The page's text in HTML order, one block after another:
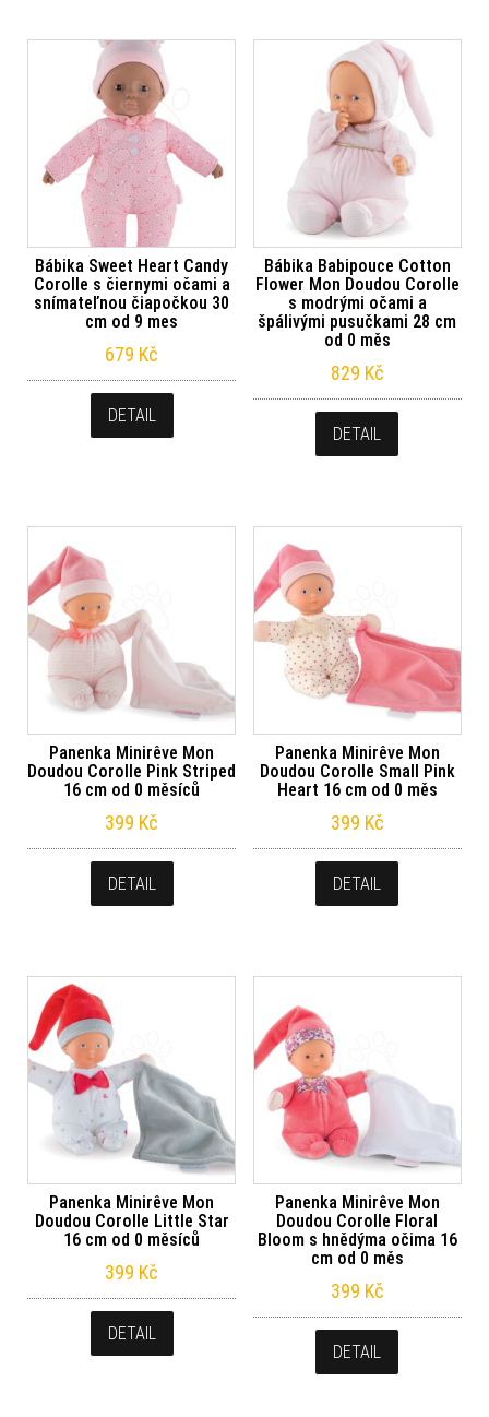
Bábika Sweet Heart Candy
Corolle s čiernymi očami a
snímateľnou čiapočkou 30
cm od 9 mes
679 Kč
DETAIL
Bábika Babipouce Cotton
Flower Mon Doudou Corolle
s modrými očami a
špálivými pusučkami 28 cm
od 0 měs
829 Kč
DETAIL
Panenka Minirêve Mon
Doudou Corolle Pink Striped
16 cm od 0 měsíců
399 Kč
DETAIL
Panenka Minirêve Mon
Doudou Corolle Small Pink
Heart 16 cm od 0 měs
399 Kč
DETAIL
Panenka Minirêve Mon
Doudou Corolle Little Star
16 cm od 0 měsíců
399 Kč
DETAIL
Panenka Minirêve Mon
Doudou Corolle Floral
Bloom s hnědýma očima 16
cm od 0 měs
399 Kč
DETAIL